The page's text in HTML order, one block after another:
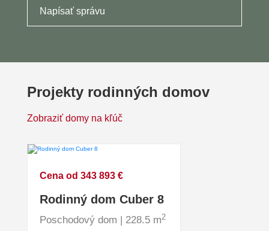
Napísať správu
Projekty rodinných domov
Zobraziť domy na kľúč
Cena od 343 893 €
Rodinný dom Cuber 8
Poschodový dom | 228.5 m2